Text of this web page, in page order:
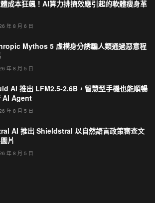
成本狂飆！AI算力排擠效應引起的軟體瘦身革
年 8 月 6 日
Mythos 5 虛構身分誘騙人類通過惡意程
年 8 月 5 日
AI 推出 LFM2.5-2.6B，智慧型手機也能順暢
AI Agent
年 8 月 5 日
AI 推出 Shieldstral 以自然語言政策審查文
片
年 8 月 5 日